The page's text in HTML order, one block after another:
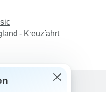
- Kreuzfahrt